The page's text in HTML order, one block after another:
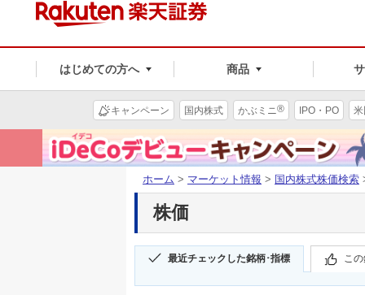
はじめての方へ 商品
キャンペーン 国内株式 かぶミニ® IPO・PO
ホーム > マーケット情報 > 国内株式株価検索
株価
最近チェックした銘柄･指標 こ